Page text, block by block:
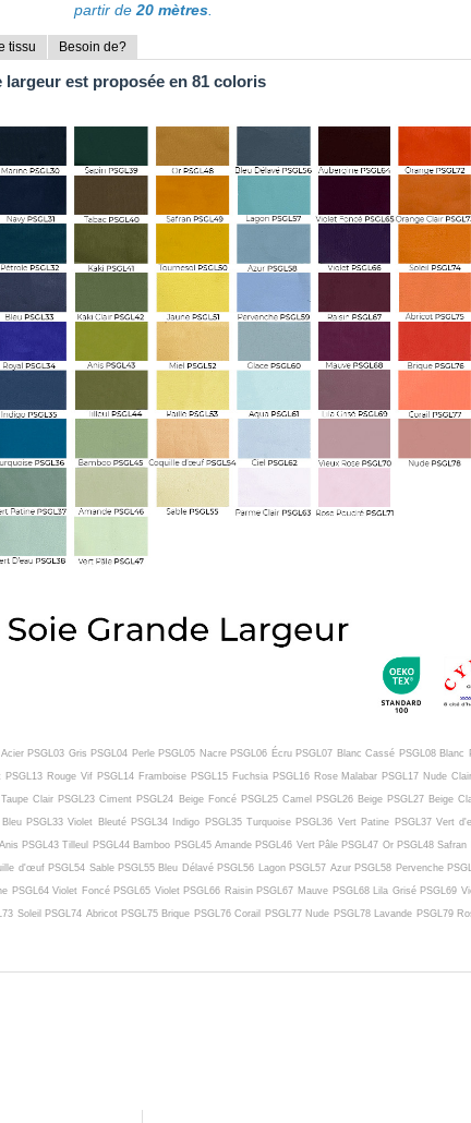
partir de 20 mètres
tissu Besoin de?
largeur est proposée en 81 coloris
PSGL03 Gris PSGL04 Perle PSGL05 Nacre PSGL06 Écru PSGL07 Blanc Cassé PSGL08 Blanc
PSGL13 Rouge Vif PSGL14 Framboise PSGL15 Fuchsia PSGL16 Rose Malabar PSGL17 Nude
Clair PSGL23 Ciment PSGL24 Beige Foncé PSGL25 Camel PSGL26 Beige PSGL27 Beige
PSGL33 Violet Bleuté PSGL34 Indigo PSGL35 Turquoise PSGL36 Vert Patine PSGL37 Vert
PSGL43 Tilleul PSGL44 Bamboo PSGL45 Amande PSGL46 Vert Pâle PSGL47 Or PSGL48 Safran
d'œuf PSGL54 Sable PSGL55 Bleu Délavé PSGL56 Lagon PSGL57 Azur PSGL58 Pervenche
PSGL64 Violet Foncé PSGL65 Violet PSGL66 Raisin PSGL67 Mauve PSGL68 Lila Grisé PSGL69
Soleil PSGL74 Abricot PSGL75 Brique PSGL76 Corail PSGL77 Nude PSGL78 Lavande PSGL79